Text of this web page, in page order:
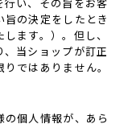
い、その旨をお客
の決定をしたとき
ます。）。但し、
当ショップが訂正
ではありません。
個人情報が、あら